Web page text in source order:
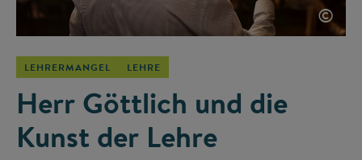
©
LEHRERMANGEL LEHRE
Herr Göttlich und die
Kunst der Lehre